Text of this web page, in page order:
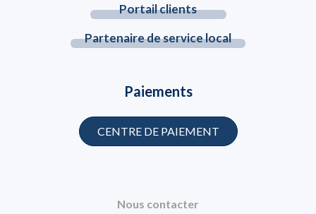
Portail clients
Partenaire de service local
Nous contacter
Paiements
CENTRE DE PAIEMENT